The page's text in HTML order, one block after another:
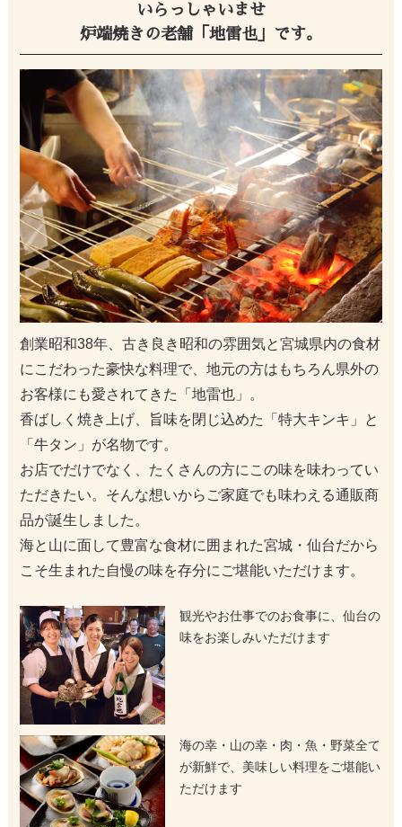
いらっしゃいませ
炉端焼きの老舗「地雷也」です。
創業昭和38年、古き良き昭和の雰囲気と宮城県内の食材
にこだわった豪快な料理で、地元の⽅はもちろん県外の
お客様にも愛されてきた「地雷也」。
香ばしく焼き上げ、旨味を閉じ込めた「特大キンキ」と
「牛タン」が名物です。
お店でだけでなく、たくさんの方にこの味を味わってい
ただきたい。そんな想いからご家庭でも味わえる通販商
品が誕生しました。
海と山に面して豊富な食材に囲まれた宮城・仙台だから
こそ生まれた自慢の味を存分にご堪能いただけます。
観光やお仕事でのお食事に、仙台の
味をお楽しみいただけます
海の幸・山の幸・肉・魚・野菜全て
が新鮮で、美味しい料理をご堪能い
ただけます